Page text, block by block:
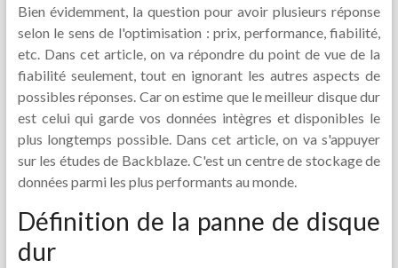
Bien évidemment, la question pour avoir plusieurs réponse
selon le sens de l'optimisation : prix, performance, fiabilité,
etc. Dans cet article, on va répondre du point de vue de la
fiabilité seulement, tout en ignorant les autres aspects de
possibles réponses. Car on estime que le meilleur disque dur
est celui qui garde vos données intègres et disponibles le
plus longtemps possible. Dans cet article, on va s'appuyer
sur les études de Backblaze. C'est un centre de stockage de
données parmi les plus performants au monde.
Définition de la panne de disque
dur